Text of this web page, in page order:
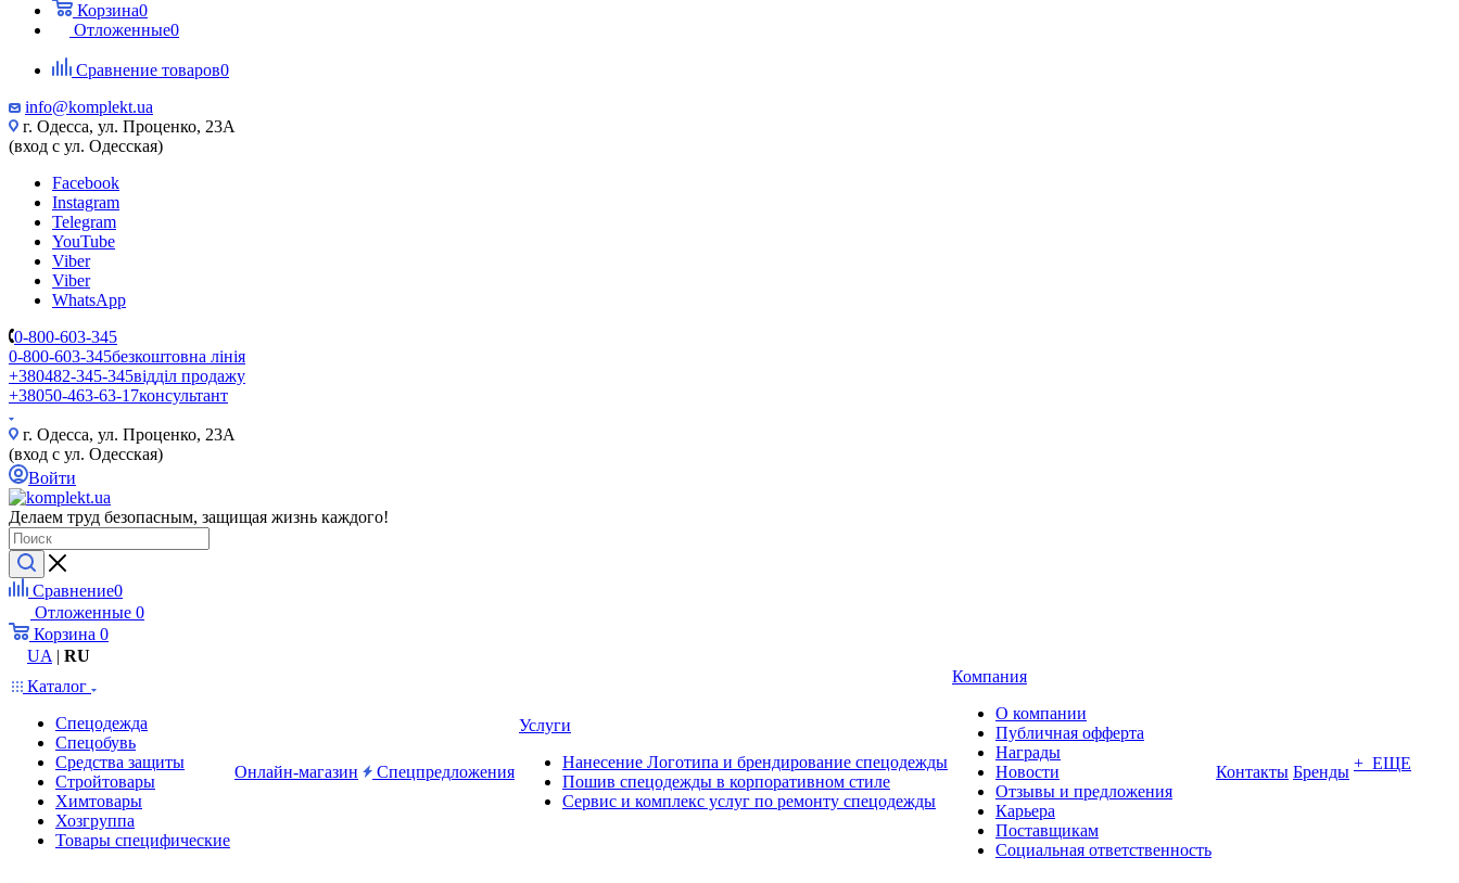
Корзина0
Отложенные0
Сравнение товаров0
info@komplekt.ua
г. Одесса, ул. Проценко, 23А
(вход с ул. Одесская)
Facebook
Instagram
Telegram
YouTube
Viber
Viber
WhatsApp
0-800-603-345
0-800-603-345безкоштовна лінія
+380482-345-345відділ продажу
+38050-463-63-17консультант
г. Одесса, ул. Проценко, 23А
(вход с ул. Одесская)
Войти
Делаем труд безопасным, защищая жизнь каждого!
Сравнение0
Отложенные 0
Корзина 0
UA | RU
Каталог
Спецодежда
Спецобувь
Средства защиты
Стройтовары
Химтовары
Хозгруппа
Товары специфические
Онлайн-магазин Спецпредложения
Услуги
Нанесение Логотипа и брендирование спецодежды
Пошив спецодежды в корпоративном стиле
Сервис и комплекс услуг по ремонту спецодежды
Компания
О компании
Публичная офферта
Награды
Новости
Отзывы и предложения
Карьера
Поставщикам
Социальная ответственность
Контакты Бренды + ЕЩЕ